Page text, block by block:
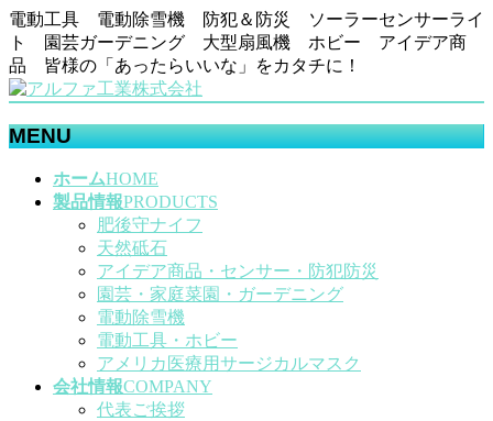
電動工具 電動除雪機 防犯＆防災 ソーラーセンサーライ
ト 園芸ガーデニング 大型扇風機 ホビー アイデア商
品 皆様の「あったらいいな」をカタチに！
MENU
ホームHOME
製品情報PRODUCTS
肥後守ナイフ
天然砥石
アイデア商品・センサー・防犯防災
園芸・家庭菜園・ガーデニング
電動除雪機
電動工具・ホビー
アメリカ医療用サージカルマスク
会社情報COMPANY
代表ご挨拶